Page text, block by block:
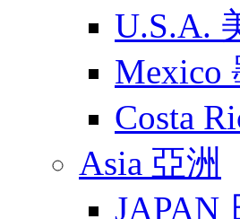
U.S.A.
Mexico
Costa
Asia 亞洲
JAPAN